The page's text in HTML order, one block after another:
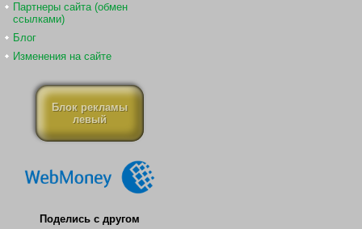
Партнеры сайта (обмен
ссылками)
Блог
Изменения на сайте
Блок рекламы
левый
Поделись с другом